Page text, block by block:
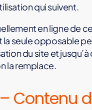
qui suivent.
en ligne de
la seule opposable
du site et jusqu’à
la remplace.
Contenu